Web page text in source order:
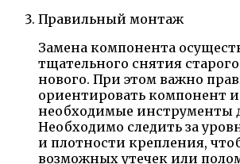
Правильный монтаж
Замена компонента
тщательного снятия
нового. При этом важно
ориентировать компонент и
необходимые инструменты
Необходимо следить за
и плотности крепления,
возможных утечек или